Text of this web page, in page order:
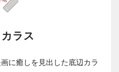
ラス
に癒しを見出した底辺カラ